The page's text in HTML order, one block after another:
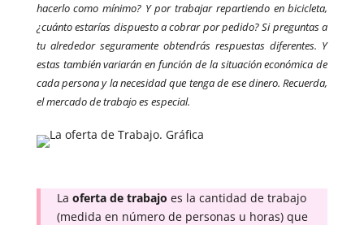
hacerlo como mínimo? Y por trabajar repartiendo en bicicleta,
¿cuánto estarías dispuesto a cobrar por pedido? Si preguntas a
tu alrededor seguramente obtendrás respuestas diferentes. Y
estas también variarán en función de la situación económica de
cada persona y la necesidad que tenga de ese dinero. Recuerda,
el mercado de trabajo es especial.
La oferta de trabajo es la cantidad de trabajo
(medida en número de personas u horas) que